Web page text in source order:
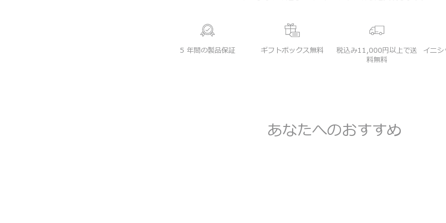
5 年間の製品保証 ギフトボックス無料
税込み11,000円以上で送
料無料
イニ
あなたへのおすすめ